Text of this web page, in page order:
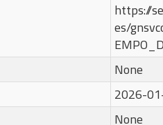
https://
es/
None
2026-
None